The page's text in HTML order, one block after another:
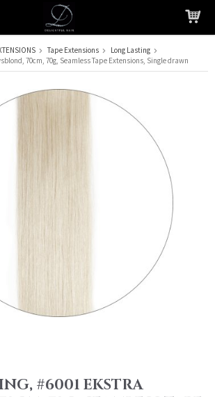
er blevet tilføjet til din indkøbskurv
Tape Extensions
Long Lasting
70cm, 70g, Seamless Tape Extensions, Single drawn
#6001 EKSTRA